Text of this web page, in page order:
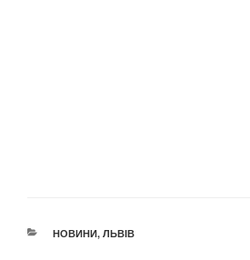
КАТЕГОРІЇ
НОВИНИ, ЛЬВІВ